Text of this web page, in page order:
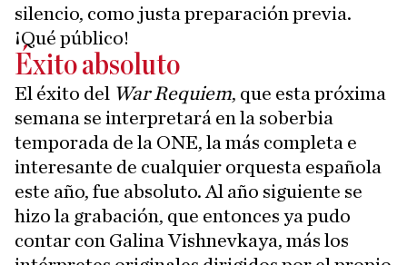
silencio, como justa preparación previa.
¡Qué público!
Éxito absoluto
El éxito del War Requiem, que esta próxima
semana se interpretará en la soberbia
temporada de la ONE, la más completa e
interesante de cualquier orquesta española
este año, fue absoluto. Al año siguiente se
hizo la grabación, que entonces ya pudo
contar con Galina Vishnevkaya, más los